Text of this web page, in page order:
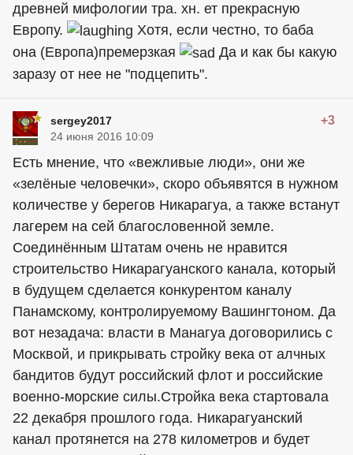
древней мифологии тра. хн. ет прекрасную
Европу.
Хотя, если честно, то баба
она (Европа)премерзкая
Да и как бы какую
заразу от нее не "подцепить".
sergey2017 +3
24 июня 2016 10:09
Есть мнение, что «вежливые люди», они же
«зелёные человечки», скоро объявятся в нужном
количестве у берегов Никарагуа, а также встанут
лагерем на сей благословенной земле.
Соединённым Штатам очень не нравится
строительство Никарагуанского канала, который
в будущем сделается конкурентом каналу
Панамскому, контролируемому Вашингтоном. Да
вот незадача: власти в Манагуа договорились с
Москвой, и прикрывать стройку века от алчных
бандитов будут российский флот и российские
военно-морские силы.Стройка века стартовала
22 декабря прошлого года. Никарагуанский
канал протянется на 278 километров и будет